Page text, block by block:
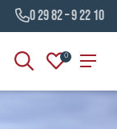
0 29 82 – 9 22 10
0